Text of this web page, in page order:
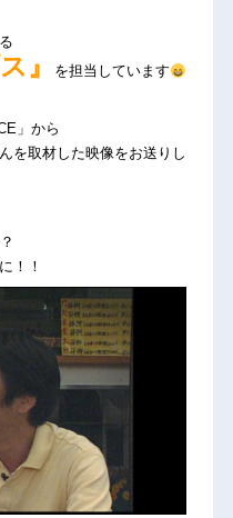
』
を担当しています
」から
を取材した映像をお送りし
！！